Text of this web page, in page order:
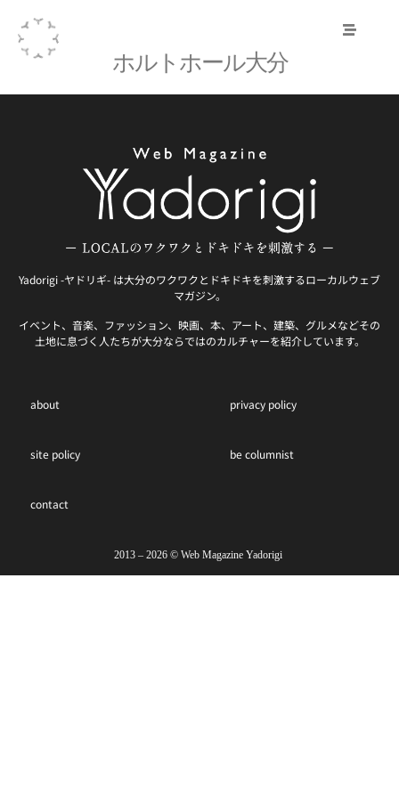
ホルトホール大分
Yadorigi -ヤドリギ- は大分のワクワクとドキドキを刺激するローカルウェブ
マガジン。
イベント、音楽、ファッション、映画、本、アート、建築、グルメなどその
土地に息づく人たちが大分ならではのカルチャーを紹介しています。
about privacy policy
site policy be columnist
contact
2013 – 2026 ©︎ Web Magazine Yadorigi